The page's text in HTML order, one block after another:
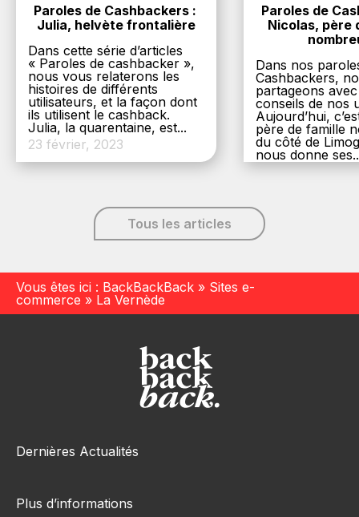
Paroles de Cashbackers :
Julia, helvète frontalière
Dans cette série d’articles
« Paroles de cashbacker »,
nous vous relaterons les
histoires de différents
utilisateurs, et la façon dont
ils utilisent le cashback.
Julia, la quarentaine, est...
23 février, 2023
Paroles de
Nicolas, père
Dans nos
Cashbackers,
partageons
conseils de nos
Aujourd’hui,
père de famille
du côté de
nous donne
Tous les articles
Vous êtes ici : BackBackBack » Sites e-
commerce » La Vernède
Dernières Actualités
Plus d’informations